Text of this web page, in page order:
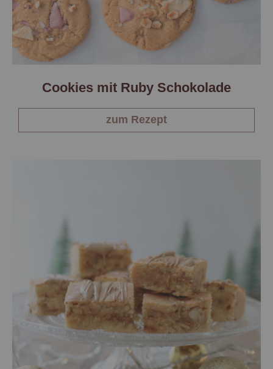
Cookies mit Ruby Schokolade
zum Rezept